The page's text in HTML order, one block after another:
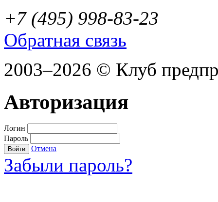
+7 (495) 998-83-23
Обратная связь
2003–2026 © Клуб
Авторизация
Логин
Пароль
Войти Отмена
Забыли пароль?